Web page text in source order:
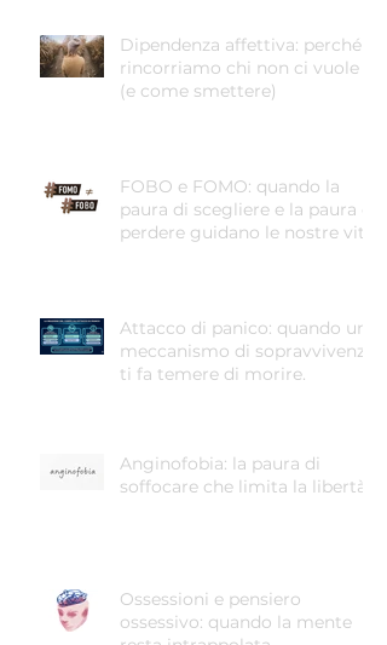
Dipendenza affettiva: perché
rincorriamo chi non ci vuole
(e come smettere)
FOBO e FOMO: quando la
paura di scegliere e la paura di
perdere guidano le nostre vite
Attacco di panico: quando un
meccanismo di sopravvivenza
ti fa temere di morire.
Anginofobia: la paura di
soffocare che limita la libertà
Ossessioni e pensiero
ossessivo: quando la mente